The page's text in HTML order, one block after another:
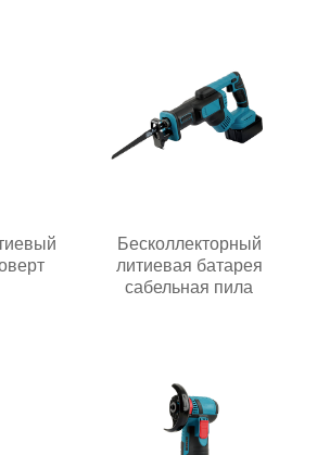
Бесколлекторный
литиевая батарея
сабельная пила